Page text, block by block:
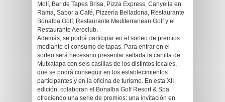
Molí, Bar de Tapes Brisa, Pizza Express, Canyella en
Rama, Sabor a Café, Pizzería Belladona, Restaurante
Bonalba Golf, Restaurante Mediterranean Golf y el
Restaurante Aeroclub.
Además, se podrá participar en el sorteo de premios
mediante el consumo de tapas. Para entrar en el
sorteo será necesario presentar sellada la cartilla de
Mutxatapa con seis casillas de los distintos locales,
que se podrá conseguir en los establecimientos
participantes y en la oficina de turismo. En esta XII
edición, colaboran el Bonalba Golf Resort & Spa
ofreciendo una serie de premios: una invitación en